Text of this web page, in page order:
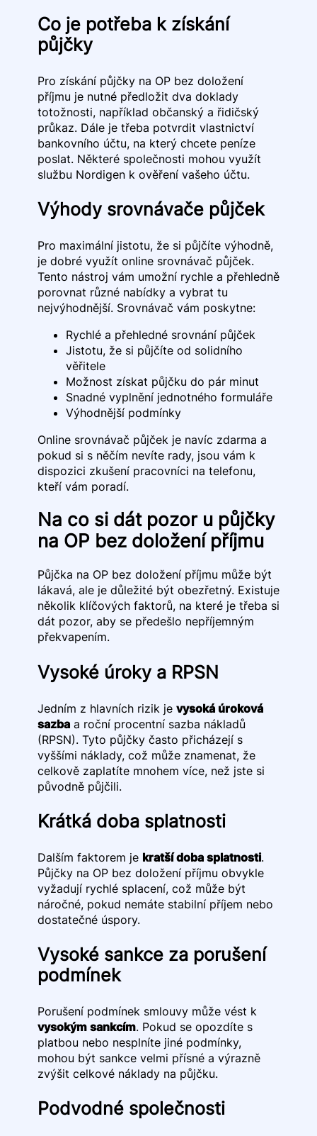
Co je potřeba k získání
půjčky
Pro získání půjčky na OP bez doložení
příjmu je nutné předložit dva doklady
totožnosti, například občanský a řidičský
průkaz. Dále je třeba potvrdit vlastnictví
bankovního účtu, na který chcete peníze
poslat. Některé společnosti mohou využít
službu Nordigen k ověření vašeho účtu.
Výhody srovnávače půjček
Pro maximální jistotu, že si půjčíte výhodně,
je dobré využít online srovnávač půjček.
Tento nástroj vám umožní rychle a přehledně
porovnat různé nabídky a vybrat tu
nejvýhodnější. Srovnávač vám poskytne:
Rychlé a přehledné srovnání půjček
Jistotu, že si půjčíte od solidního
věřitele
Možnost získat půjčku do pár minut
Snadné vyplnění jednotného formuláře
Výhodnější podmínky
Online srovnávač půjček je navíc zdarma a
pokud si s něčím nevíte rady, jsou vám k
dispozici zkušení pracovníci na telefonu,
kteří vám poradí.
Na co si dát pozor u půjčky
na OP bez doložení příjmu
Půjčka na OP bez doložení příjmu může být
lákavá, ale je důležité být obezřetný. Existuje
několik klíčových faktorů, na které je třeba si
dát pozor, aby se předešlo nepříjemným
překvapením.
Vysoké úroky a RPSN
Jedním z hlavních rizik je vysoká úroková
sazbaa roční procentní sazba nákladů
(RPSN). Tyto půjčky často přicházejí s
vyššími náklady, což může znamenat, že
celkově zaplatíte mnohem více, než jste si
původně půjčili.
Krátká doba splatnosti
Dalším faktorem je kratší doba splatnosti.
Půjčky na OP bez doložení příjmu obvykle
vyžadují rychlé splacení, což může být
náročné, pokud nemáte stabilní příjem nebo
dostatečné úspory.
Vysoké sankce za porušení
podmínek
Porušení podmínek smlouvy může vést k
vysokým sankcím. Pokud se opozdíte s
platbou nebo nesplníte jiné podmínky,
mohou být sankce velmi přísné a výrazně
zvýšit celkové náklady na půjčku.
Podvodné společnosti